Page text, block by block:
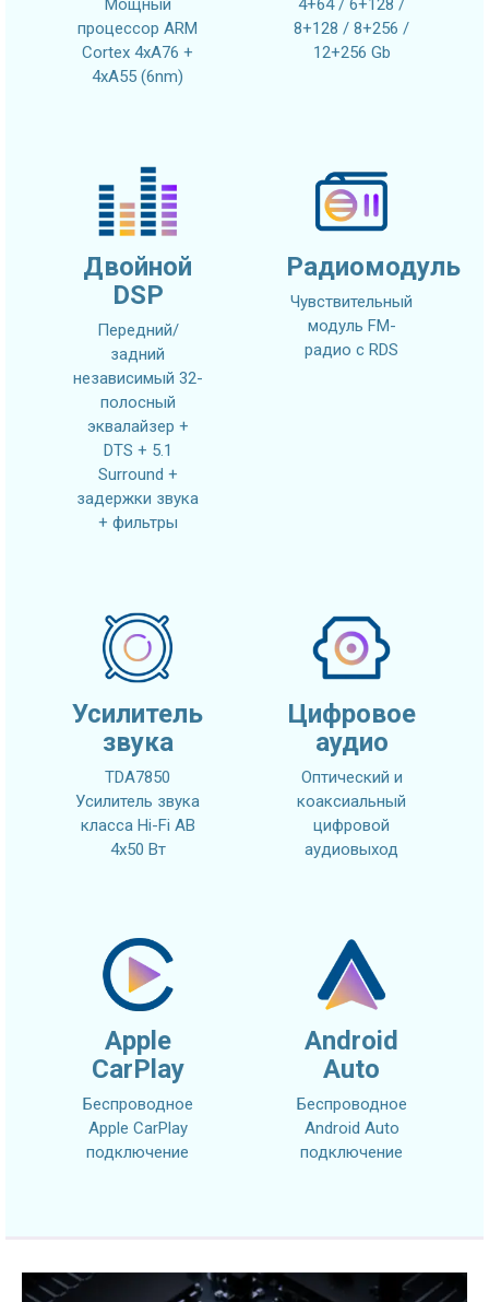
процессор ARM
Cortex 4xA76 +
4xA55 (6nm)
8+128 / 8+256 /
12+256 Gb
Двойной
DSP
Передний/
задний
независимый 32-
полосный
эквалайзер +
DTS + 5.1
Surround +
задержки звука
+ фильтры
Радиомодуль
Чувствительный
модуль FM-
радио с RDS
Усилитель
звука
TDA7850
Усилитель звука
класса Hi-Fi AB
4x50 Вт
Цифровое
аудио
Оптический и
коаксиальный
цифровой
аудиовыход
Apple
CarPlay
Беспроводное
Apple CarPlay
подключение
Android
Auto
Беспроводное
Android Auto
подключение